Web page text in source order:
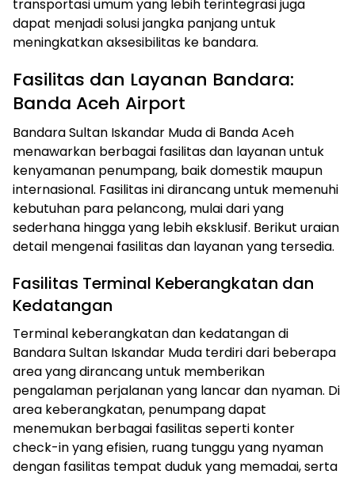
transportasi umum yang lebih terintegrasi juga
dapat menjadi solusi jangka panjang untuk
meningkatkan aksesibilitas ke bandara.
Fasilitas dan Layanan Bandara:
Banda Aceh Airport
Bandara Sultan Iskandar Muda di Banda Aceh
menawarkan berbagai fasilitas dan layanan untuk
kenyamanan penumpang, baik domestik maupun
internasional. Fasilitas ini dirancang untuk memenuhi
kebutuhan para pelancong, mulai dari yang
sederhana hingga yang lebih eksklusif. Berikut uraian
detail mengenai fasilitas dan layanan yang tersedia.
Fasilitas Terminal Keberangkatan dan
Kedatangan
Terminal keberangkatan dan kedatangan di
Bandara Sultan Iskandar Muda terdiri dari beberapa
area yang dirancang untuk memberikan
pengalaman perjalanan yang lancar dan nyaman. Di
area keberangkatan, penumpang dapat
menemukan berbagai fasilitas seperti konter
check-in yang efisien, ruang tunggu yang nyaman
dengan fasilitas tempat duduk yang memadai, serta